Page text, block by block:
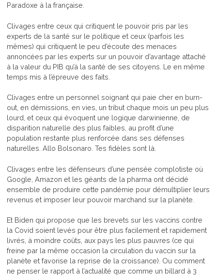
Paradoxe à la française.
Clivages entre ceux qui critiquent le pouvoir pris par les
experts de la santé sur le politique et ceux (parfois les
mêmes) qui critiquent le peu d’écoute des menaces
annoncées par les experts sur un pouvoir d’avantage attaché
à la valeur du PIB qu’à la santé de ses citoyens. Le en même
temps mis à l’épreuve des faits.
Clivages entre un personnel soignant qui paie cher en burn-
out, en démissions, en vies, un tribut chaque mois un peu plus
lourd, et ceux qui évoquent une logique darwinienne, de
disparition naturelle des plus faibles, au profit d’une
population restante plus renforcée dans ses défenses
naturelles. Allo Bolsonaro. Tes fidèles sont là.
Clivages entre les défenseurs d’une pensée complotiste où
Google, Amazon et les géants de la pharma ont décidé
ensemble de produire cette pandémie pour démultiplier leurs
revenus et imposer leur pouvoir marchand sur la planète.
Et Biden qui propose que les brevets sur les vaccins contre
la Covid soient levés pour être plus facilement et rapidement
livrés, à moindre coûts, aux pays les plus pauvres (ce qui
freine par la même occasion la circulation du vaccin sur la
planète et favorise la reprise de la croissance). Ou comment
ne penser le rapport à l’actualité que comme un billard à 3